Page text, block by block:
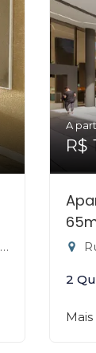
A
R$
2